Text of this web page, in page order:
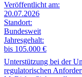
Veröffentlicht am:
20.07.2026
Standort:
Bundesweit
Jahresgehalt:
bis 105.000 €
Unterstützung bei der
regulatorischen